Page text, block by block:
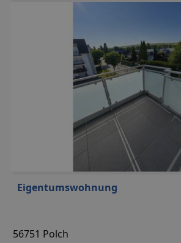
Eigentumswohnung
56751 Polch